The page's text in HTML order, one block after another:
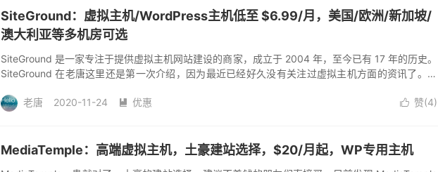
SiteGround：虚拟主机/WordPress主机低至 $6.99/月，美国/欧洲/新加坡/
澳大利亚等多机房可选
SiteGround 是一家专注于提供虚拟主机网站建设的商家，成立于 2004 年，至今已有 17 年的历史。
SiteGround 在老唐这里还是第一次介绍，因为最近已经好久没有关注过虚拟主机方面的资讯了。目
 赞(4)
老唐 2020-11-24  优惠
MediaTemple：高端虚拟主机，土豪建站选择，$20/月起，WP专用主机